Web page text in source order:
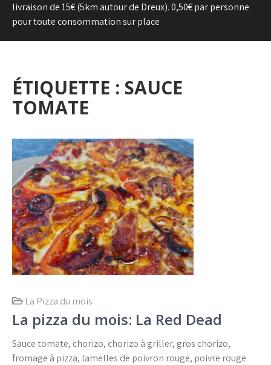
livraison de 15€ (5km autour de Dreux). 0,50€ par personne
pour toute consommation sur place
ÉTIQUETTE : SAUCE
TOMATE
La Pizza du mois
La pizza du mois: La Red Dead
Sauce tomate, chorizo, chorizo à griller, gros chorizo,
fromage à pizza, lamelles de poivron rouge, poivre rouge